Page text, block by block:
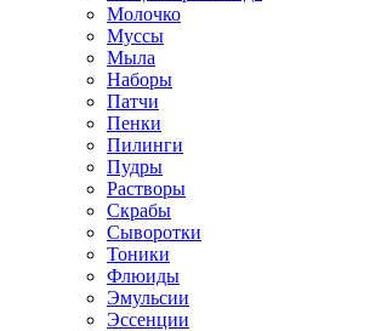
Молочко
Муссы
Мыла
Наборы
Патчи
Пенки
Пилинги
Пудры
Растворы
Скрабы
Сыворотки
Тоники
Флюиды
Эмульсии
Эссенции